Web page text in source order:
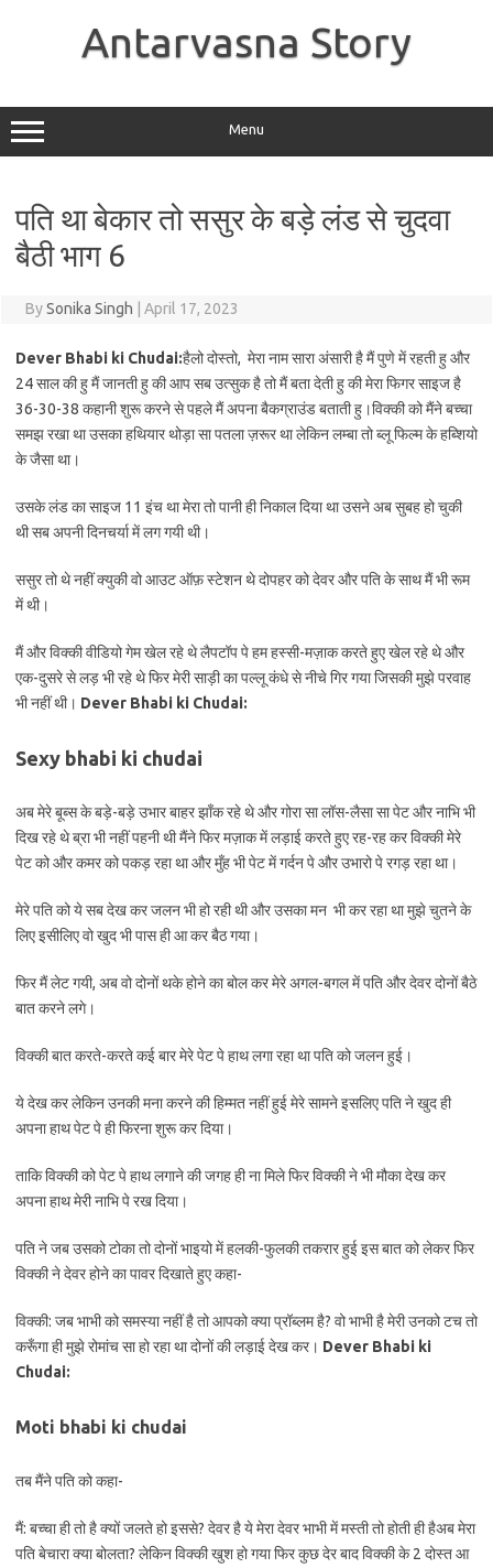
Antarvasna Story
Menu
पति था बेकार तो ससुर के बड़े लंड से चुदवा
बैठी भाग 6
BySonika Singh April 17, 2023
Dever Bhabi ki Chudai:हैलो दोस्तो, मेरा नाम सारा अंसारी है मैं पुणे में रहती हु और
24 साल की हु मैं जानती हु की आप सब उत्सुक है तो मैं बता देती हु की मेरा फिगर साइज है
36-30-38 कहानी शुरू करने से पहले मैं अपना बैकग्राउंड बताती हु।विक्की को मैंने बच्चा
समझ रखा था उसका हथियार थोड़ा सा पतला ज़रूर था लेकिन लम्बा तो ब्लू फिल्म के हब्शियो
के जैसा था।
उसके लंड का साइज 11 इंच था मेरा तो पानी ही निकाल दिया था उसने अब सुबह हो चुकी
थी सब अपनी दिनचर्या में लग गयी थी।
ससुर तो थे नहीं क्युकी वो आउट ऑफ़ स्टेशन थे दोपहर को देवर और पति के साथ मैं भी रूम
में थी।
मैं और विक्की वीडियो गेम खेल रहे थे लैपटॉप पे हम हस्सी-मज़ाक करते हुए खेल रहे थे और
एक-दुसरे से लड़ भी रहे थे फिर मेरी साड़ी का पल्लू कंधे से नीचे गिर गया जिसकी मुझे परवाह
भी नहीं थी। Dever Bhabi ki Chudai:
Sexy bhabi ki chudai
अब मेरे बूब्स के बड़े-बड़े उभार बाहर झाँक रहे थे और गोरा सा लॉस-लैसा सा पेट और नाभि भी
दिख रहे थे ब्रा भी नहीं पहनी थी मैंने फिर मज़ाक में लड़ाई करते हुए रह-रह कर विक्की मेरे
पेट को और कमर को पकड़ रहा था और मुँह भी पेट में गर्दन पे और उभारो पे रगड़ रहा था।
मेरे पति को ये सब देख कर जलन भी हो रही थी और उसका मन भी कर रहा था मुझे चुतने के
लिए इसीलिए वो खुद भी पास ही आ कर बैठ गया।
फिर मैं लेट गयी, अब वो दोनों थके होने का बोल कर मेरे अगल-बगल में पति और देवर दोनों बैठे
बात करने लगे।
विक्की बात करते-करते कई बार मेरे पेट पे हाथ लगा रहा था पति को जलन हुई।
ये देख कर लेकिन उनकी मना करने की हिम्मत नहीं हुई मेरे सामने इसलिए पति ने खुद ही
अपना हाथ पेट पे ही फिरना शुरू कर दिया।
ताकि विक्की को पेट पे हाथ लगाने की जगह ही ना मिले फिर विक्की ने भी मौका देख कर
अपना हाथ मेरी नाभि पे रख दिया।
पति ने जब उसको टोका तो दोनों भाइयो में हलकी-फुलकी तकरार हुई इस बात को लेकर फिर
विक्की ने देवर होने का पावर दिखाते हुए कहा-
विक्की: जब भाभी को समस्या नहीं है तो आपको क्या प्रॉब्लम है? वो भाभी है मेरी उनको टच तो
करूँगा ही मुझे रोमांच सा हो रहा था दोनों की लड़ाई देख कर। Dever Bhabi ki
Chudai:
Moti bhabi ki chudai
तब मैंने पति को कहा-
मैं: बच्चा ही तो है क्यों जलते हो इससे? देवर है ये मेरा देवर भाभी में मस्ती तो होती ही हैअब मेरा
पति बेचारा क्या बोलता? लेकिन विक्की खुश हो गया फिर कुछ देर बाद विक्की के 2 दोस्त आ